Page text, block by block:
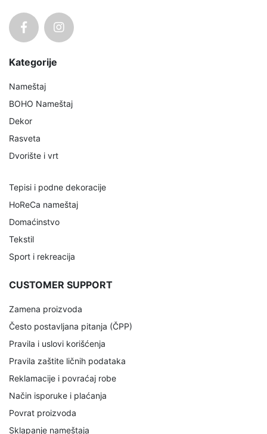
Kategorije
Nameštaj
BOHO Nameštaj
Dekor
Rasveta
Dvorište i vrt
Tepisi i podne dekoracije
HoReCa nameštaj
Domaćinstvo
Tekstil
Sport i rekreacija
CUSTOMER SUPPORT
Zamena proizvoda
Često postavljana pitanja (ČPP)
Pravila i uslovi korišćenja
Pravila zaštite ličnih podataka
Reklamacije i povraćaj robe
Način isporuke i plaćanja
Povrat proizvoda
Sklapanje nameštaja